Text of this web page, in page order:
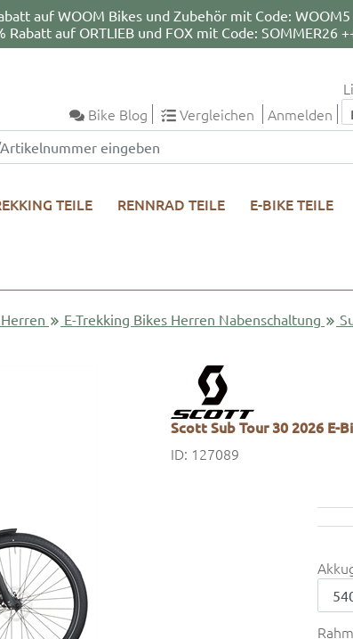
auf WOOM Bikes und Zubehör mit Code: WOOM5
Rabatt auf ORTLIEB und FOX mit Code: SOMMER26
Bike Blog Vergleichen Anmelden
TEILE RENNRAD TEILE E-BIKE TEILE
E-Trekking Bikes Herren Nabenschaltung
Scott Sub Tour 30 2026 E-
ID: 127089